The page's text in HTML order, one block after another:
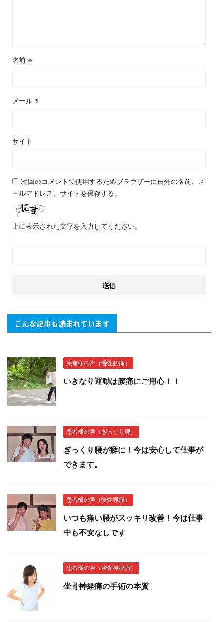
名前 ※
メール ※
サイト
次回のコメントで使用するためブラウザーに自分の名前、メ
ールアドレス、サイトを保存する。
上に表示された文字を入力してください。
こんな記事も読まれています
患者様の声（慢性腰痛）
いきなり運動は腰痛にご用心！！
患者様の声（ぎっくり腰）
ぎっくり腰が癖に！今は安心して仕事が
できます。
患者様の声（慢性腰痛）
いつも痛い腰がスッキリ改善！今は仕事
中も不安なしです
患者様の声（坐骨神経痛）
坐骨神経痛の手術の本質